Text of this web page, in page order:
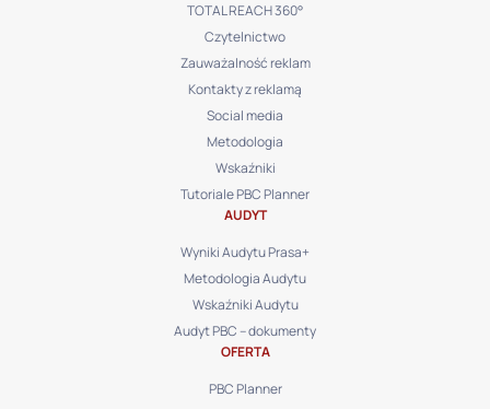
TOTAL REACH 360°
Czytelnictwo
Zauważalność reklam
Kontakty z reklamą
Social media
Metodologia
Wskaźniki
Tutoriale PBC Planner
AUDYT
Wyniki Audytu Prasa+
Metodologia Audytu
Wskaźniki Audytu
Audyt PBC – dokumenty
OFERTA
PBC Planner